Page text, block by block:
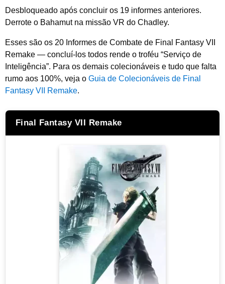
Desbloqueado após concluir os 19 informes anteriores.
Derrote o Bahamut na missão VR do Chadley.
Esses são os 20 Informes de Combate de Final Fantasy VII
Remake — concluí-los todos rende o troféu “Serviço de
Inteligência”. Para os demais colecionáveis e tudo que falta
rumo aos 100%, veja o Guia de Colecionáveis de Final
Fantasy VII Remake.
Final Fantasy VII Remake